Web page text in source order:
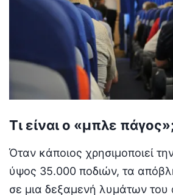
Τι είναι ο «μπλε
Όταν κάποιος χρησιμοποιεί
ύψος 35.000 ποδιών, τα
σε μια δεξαμενή λυμάτων